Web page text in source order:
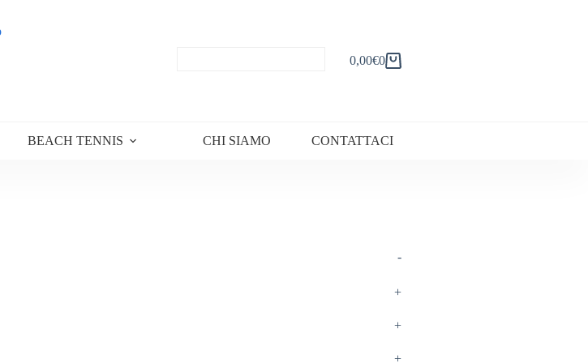
Carrello
0,00€0
BEACH TENNIS CHI SIAMO CONTATTACI
-
+
+
+